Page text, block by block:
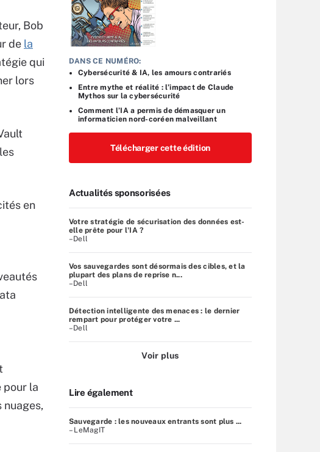
Bob
de la
qui
lors
en
pour la
DANS CE NUMÉRO:
Cybersécurité & IA, les amours contrariés
Entre mythe et réalité : l’impact de Claude
Mythos sur la cybersécurité
Comment l’IA a permis de démasquer un
informaticien nord-coréen malveillant
Télécharger cette édition
Actualités sponsorisées
Votre stratégie de sécurisation des données est-
elle prête pour l'IA ?
–Dell
Vos sauvegardes sont désormais des cibles, et la
plupart des plans de reprise n...
–Dell
Détection intelligente des menaces : le dernier
rempart pour protéger votre ...
–Dell
Voir plus
Lire également
Sauvegarde : les nouveaux entrants sont plus ...
– LeMagIT